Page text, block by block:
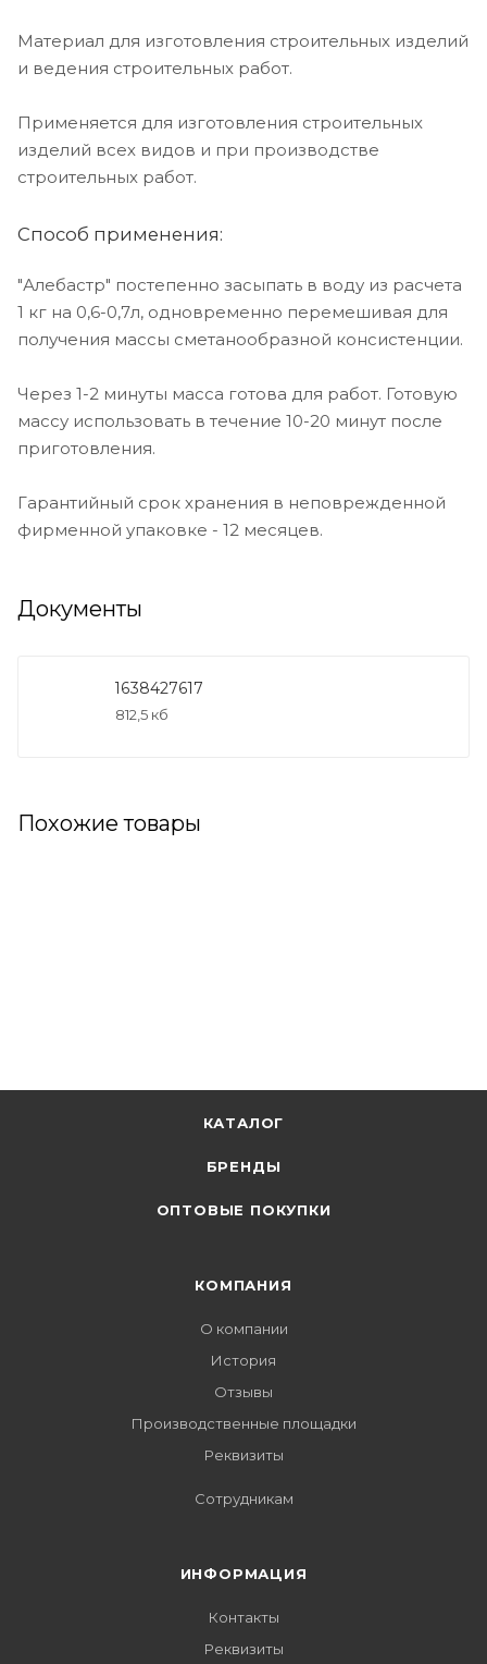
Материал для изготовления строительных изделий
и ведения строительных работ.
Применяется для изготовления строительных
изделий всех видов и при производстве
строительных работ.
Способ применения:
"Алебастр" постепенно засыпать в воду из расчета
1 кг на 0,6-0,7л, одновременно перемешивая для
получения массы сметанообразной консистенции.
Через 1-2 минуты масса готова для работ. Готовую
массу использовать в течение 10-20 минут после
приготовления.
Гарантийный срок хранения в неповрежденной
фирменной упаковке - 12 месяцев.
Документы
1638427617
812,5 кб
Похожие товары
КАТАЛОГ
БРЕНДЫ
ОПТОВЫЕ ПОКУПКИ
КОМПАНИЯ
О компании
История
Отзывы
Производственные площадки
Реквизиты
Сотрудникам
ИНФОРМАЦИЯ
Контакты
Реквизиты